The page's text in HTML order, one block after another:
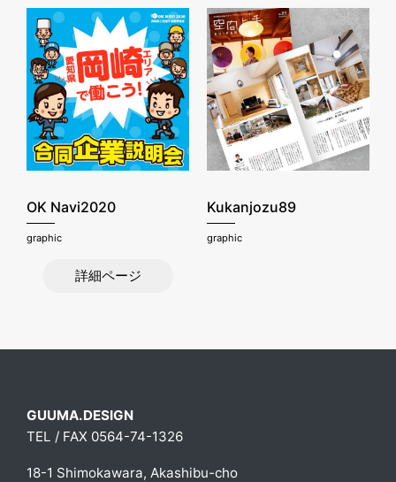
OK Navi2020
graphic
詳細ページ
Kukanjozu89
graphic
GUUMA.DESIGN
TEL / FAX 0564-74-1326
18-1 Shimokawara, Akashibu-cho